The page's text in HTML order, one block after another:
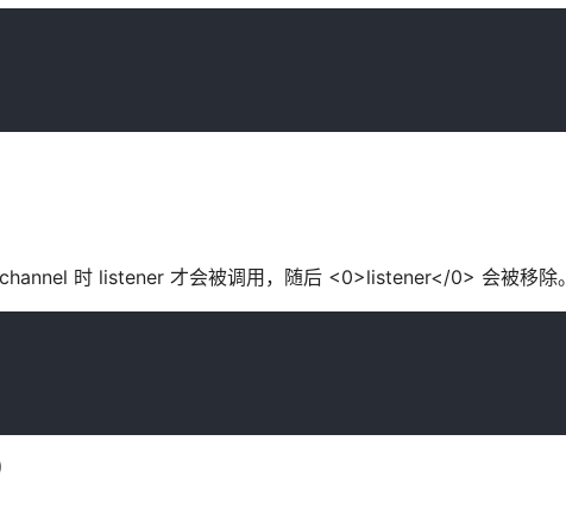
时 listener 才会被调用，随后 <0>listener</0> 会被移除。